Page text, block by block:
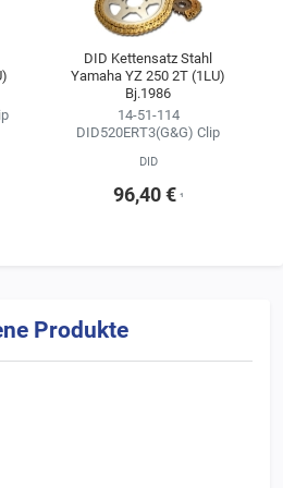
Kette im Kettensatz stets an der
DID Kettensatz Stahl
Yamaha YZ 250 2T (1LU)
Bj.1986
14-51-114
DID520ERT3(G&G) Clip
DID
96,40 € ¹
Produkte